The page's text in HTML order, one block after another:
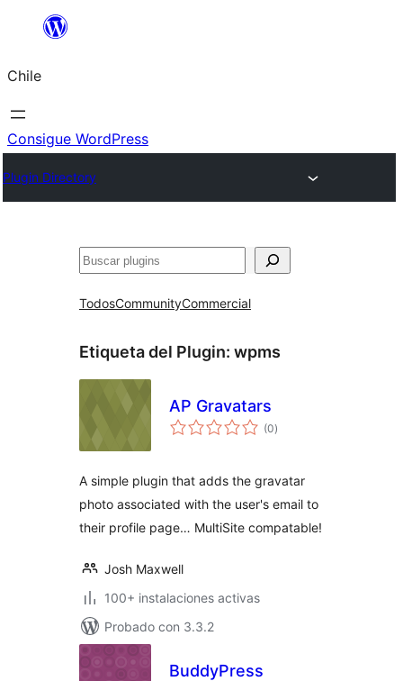
Saltar
contenido
Chile
Consigue WordPress
Plugin Directory
Buscar
TodosCommunityCommercial
Etiqueta del Plugin: wpms
AP Gravatars
(0evaluación
total
)
A simple plugin that adds the gravatar
photo associated with the user's email to
their profile page… MultiSite compatable!
Josh Maxwell
100+ instalaciones activas
Probado con 3.3.2
BuddyPress